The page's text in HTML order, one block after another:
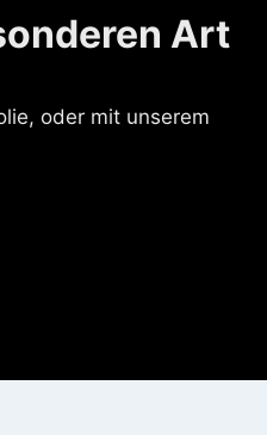
Art
oder mit unserem